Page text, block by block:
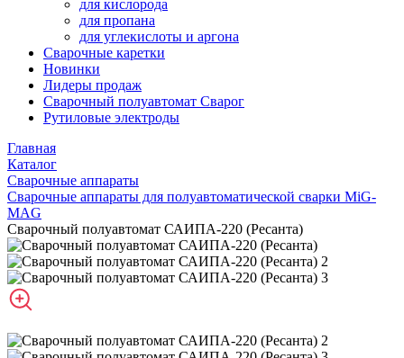
для кислорода
для пропана
для углекислоты и аргона
Сварочные каретки
Новинки
Лидеры продаж
Сварочный полуавтомат Сварог
Рутиловые электроды
Главная
Каталог
Сварочные аппараты
Сварочные аппараты для полуавтоматической сварки MiG-
MAG
Сварочный полуавтомат САИПА-220 (Ресанта)